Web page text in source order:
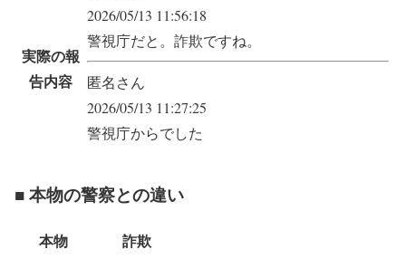
実際の報
告内容
2026/05/13 11:56:18
警視庁だと。詐欺ですね。
匿名さん
2026/05/13 11:27:25
警視庁からでした
■ 本物の警察との違い
本物 詐欺